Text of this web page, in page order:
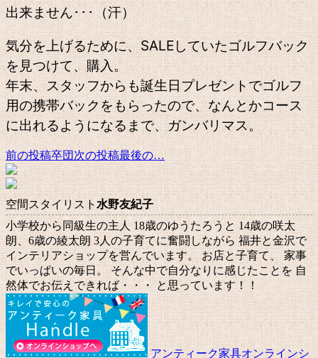
出来ません･･･（汗）
気分を上げるために、SALEしていたゴルフバック
を見つけて、購入。
年末、スタッフからも誕生日プレゼントでゴルフ
用の携帯バックをもらったので、なんとかコース
に出れるようになるまで、ガンバリマス。
投
稿
ナ
ビ
ゲ
ー
シ
ョ
ン
前の投稿卒団次の投稿最後の…
空間スタイリスト水野友紀子
小学校から同級生の主人 18歳のゆうたろうと 14歳の咲太
朗、6歳の綾太朗 3人の子育てに奮闘しながら 福井と金沢で
インテリアショップを営んでいます。 お店と子育て、 家事
でいっぱいの毎日。 そんな中で自分なりに感じたことを 自
然体でお伝えできれば・・・ と思っています！！
アンティーク家具オンラインシ